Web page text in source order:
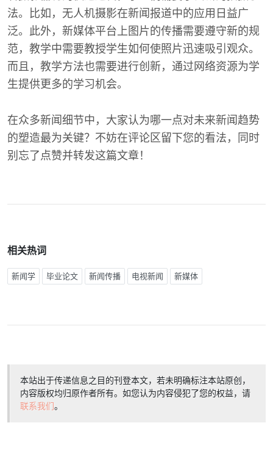
法。比如，无人机摄影在新闻报道中的应用日益广
泛。此外，新媒体平台上图片的传播需要遵守新的规
范，教学中需要教授学生如何使照片迅速吸引观众。
而且，教学方法也需要进行创新，通过网络资源为学
生提供更多的学习机会。
在众多新闻细节中，大家认为哪一点对未来新闻趋势
的塑造最为关键？不妨在评论区留下您的看法，同时
别忘了点赞并转发这篇文章！
相关热词
新闻学 毕业论文 新闻传播 电视新闻 新媒体
本站出于传递信息之目的刊登本文，若未明确标注本站原创，
内容版权均归原作者所有。如您认为内容侵犯了您的权益，请
联系我们。